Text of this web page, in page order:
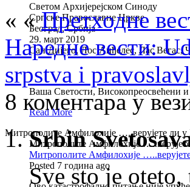
Светом Архијерејском Синоду
Српске Православне Цркве
Београд, Србија
29. март 2019
Сан Дијего, Лос Анђелес, Лас Вегас,
Вашa Светости, Високопреосвећени
Read More
Митрополите Амфилохије …..верујете ли у
Митрополите Амфилохије
Митрополите Амфилохије
Posted 7 година ago
« «Претходне
Наредне вести:
srpstva i
8 коментара у
Srbin
Sve sto je